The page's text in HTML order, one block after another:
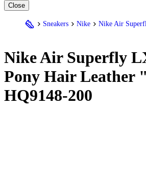
Close
Sneakers Nike Nike Air
NikeAir Superfly
Pony Hair Leather
HQ9148-200